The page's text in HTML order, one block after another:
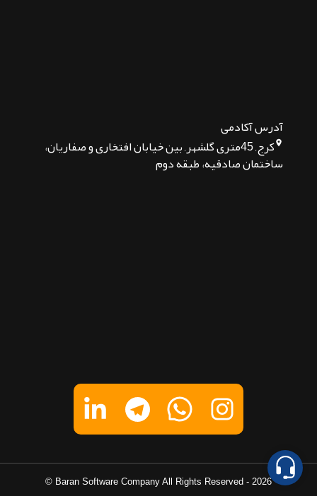
آدرس آکادمی
کرج, 45متری گلشهر, بین خیابان افتخاری و صفاریان،
ساختمان صادقیه، طبقه دوم
2026
-
Baran Software Company All Rights Reserved ©
پیام در واتساپ
پیام در لینکدین